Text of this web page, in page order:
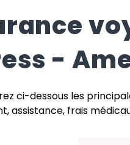
-
ci-dessous les
assistance, frais